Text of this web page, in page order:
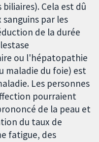
Cela est dû
par les
de la durée
ou l'hépatopathie
maladie du foie) est
Les personnes
pourraient
de la peau et
du taux de
fatigue, des